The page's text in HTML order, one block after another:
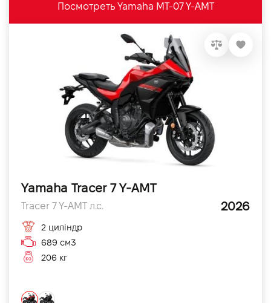
Посмотреть Yamaha MT-07 Y-AMT
Yamaha Tracer 7 Y-AMT
Tracer 7 Y-AMT л.с. 2026
2 циліндр
689 см3
206 кг